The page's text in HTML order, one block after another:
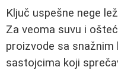
Ključ uspešne nege
Za veoma suvu i
proizvode sa
sastojcima koji